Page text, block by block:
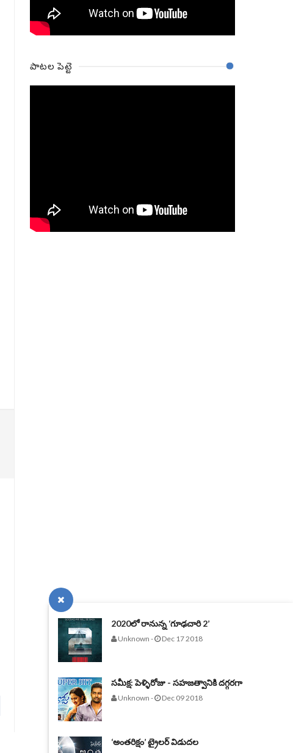
2020లో రానున్న ‘గూఢచారి 2’
Unknown - Dec 17 2018
సమీక్ష: పెళ్ళిరోజు - సహజత్వానికి దగ్గరగా
Unknown - Dec 09 2018
‘అంతరిక్షం’ ట్రైలర్‌ విడుదల
పాటల పెట్టె